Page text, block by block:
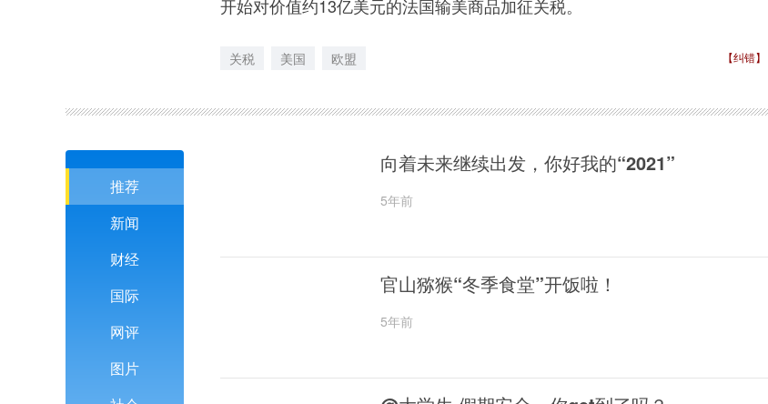
开始对价值约13亿美元的法国输美商品加征关税。
关税 美国 欧盟 【纠错】
推荐
新闻
财经
国际
网评
图片
向着未来继续出发，你好我的“2021”
5年前
官山猕猴“冬季食堂”开饭啦！
5年前